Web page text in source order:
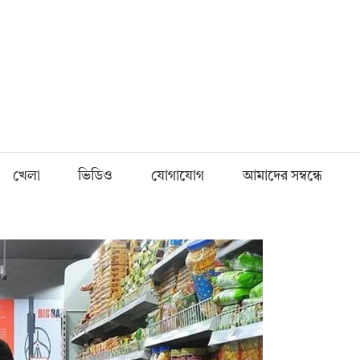
খেলা ভিডিও যোগাযোগ আমাদের সম্বন্ধে